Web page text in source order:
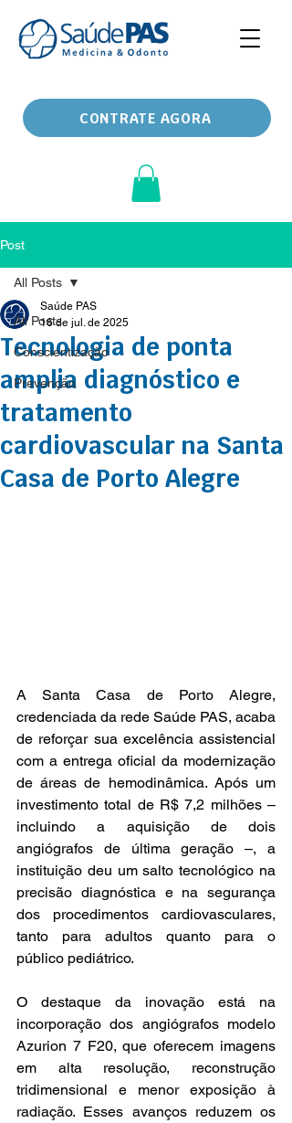
CONTRATE AGORA
Post
All Posts
Conscientização
Prevenção
All Posts
Tecnologia de ponta
amplia diagnóstico e
tratamento
cardiovascular na Santa
Casa de Porto Alegre
Saúde PAS
16 de jul. de 2025
A Santa Casa de Porto Alegre,
credenciada da rede Saúde PAS, acaba
de reforçar sua excelência assistencial
com a entrega oficial da modernização
de áreas de hemodinâmica. Após um
investimento total de R$ 7,2 milhões –
incluindo a aquisição de dois
angiógrafos de última geração –, a
instituição deu um salto tecnológico na
precisão diagnóstica e na segurança
dos procedimentos cardiovasculares,
tanto para adultos quanto para o
público pediátrico.
O destaque da inovação está na
incorporação dos angiógrafos modelo
Azurion 7 F20, que oferecem imagens
em alta resolução, reconstrução
tridimensional e menor exposição à
radiação. Esses avanços reduzem os